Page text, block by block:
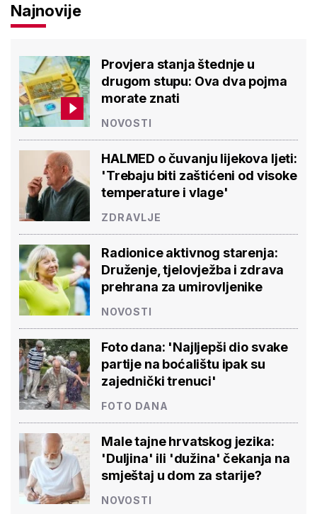
Najnovije
Provjera stanja štednje u
drugom stupu: Ova dva pojma
morate znati
NOVOSTI
HALMED o čuvanju lijekova ljeti:
'Trebaju biti zaštićeni od visoke
temperature i vlage'
ZDRAVLJE
Radionice aktivnog starenja:
Druženje, tjelovježba i zdrava
prehrana za umirovljenike
NOVOSTI
Foto dana: 'Najljepši dio svake
partije na boćalištu ipak su
zajednički trenuci'
FOTO DANA
Male tajne hrvatskog jezika:
'Duljina' ili 'dužina' čekanja na
smještaj u dom za starije?
NOVOSTI